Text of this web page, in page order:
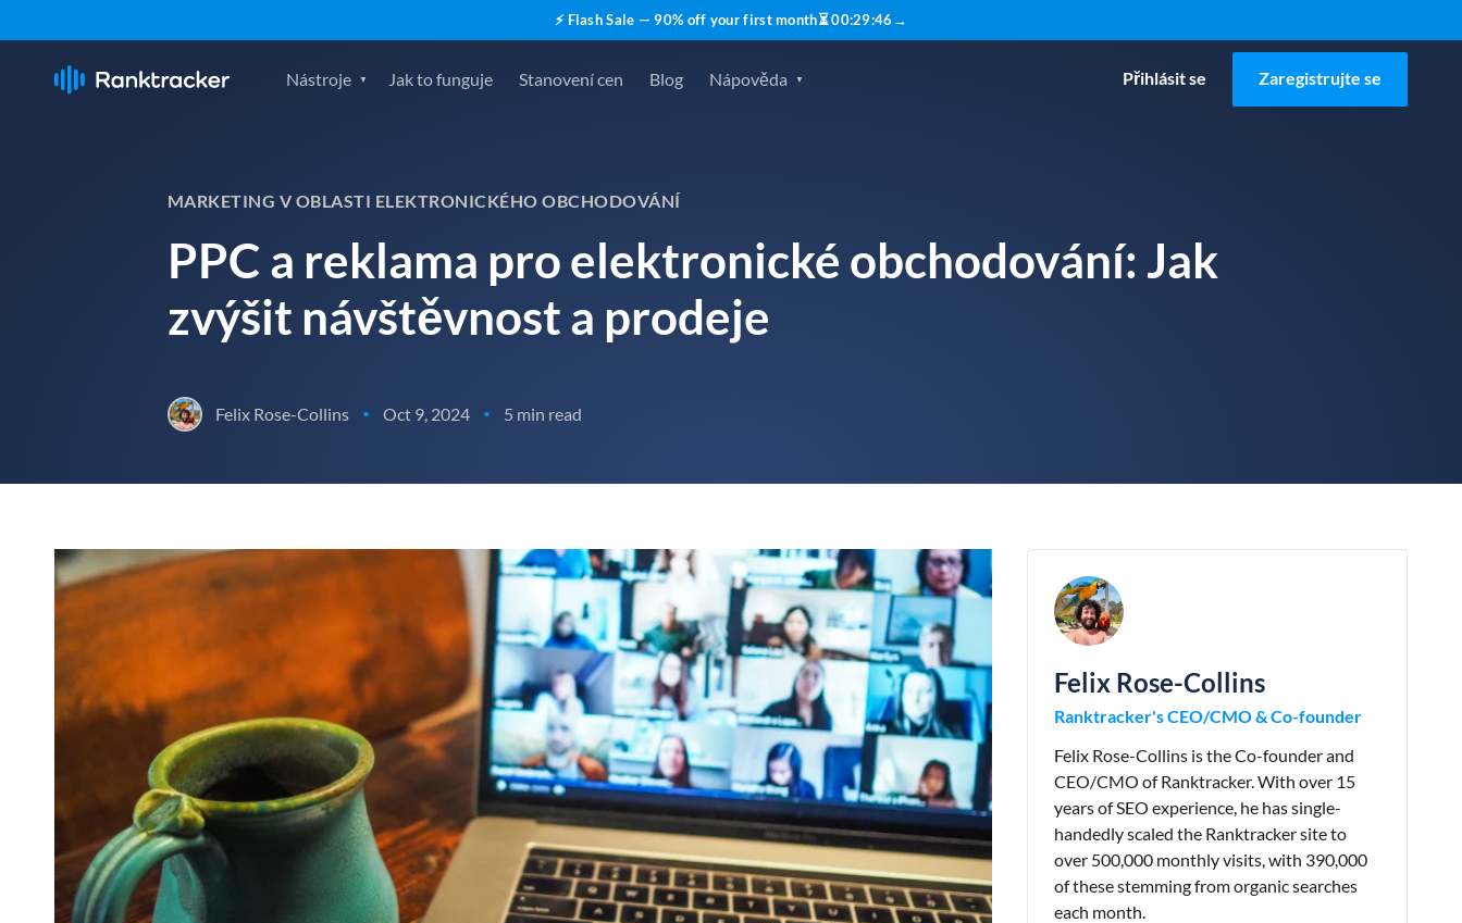
⚡ Flash Sale — 90% off your first month⏳00:29:45 →
Nástroje Jak to funguje Stanovení cen Blog Nápověda Přihlásit se Zaregistrujte se
MARKETING V OBLASTI ELEKTRONICKÉHO OBCHODOVÁNÍ
PPC a reklama pro elektronické obchodování: Jak
zvýšit návštěvnost a prodeje
Felix Rose-Collins • Oct 9, 2024 • 5 min read
Felix Rose-Collins
Ranktracker's CEO/CMO & Co-founder
Felix Rose-Collins is the Co-founder and
CEO/CMO of Ranktracker. With over 15
years of SEO experience, he has single-
handedly scaled the Ranktracker site to
over 500,000 monthly visits, with 390,000
of these stemming from organic searches
each month.